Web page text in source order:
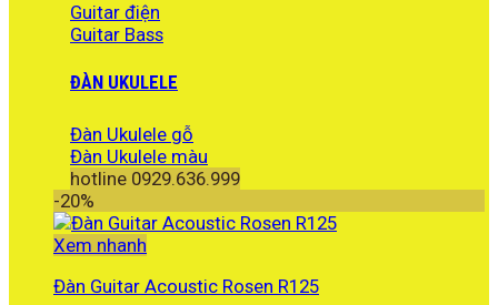
Guitar điện
Guitar Bass
ĐÀN UKULELE
Đàn Ukulele gỗ
Đàn Ukulele màu
hotline 0929.636.999
-20%
Xem nhanh
Đàn Guitar Acoustic Rosen R125